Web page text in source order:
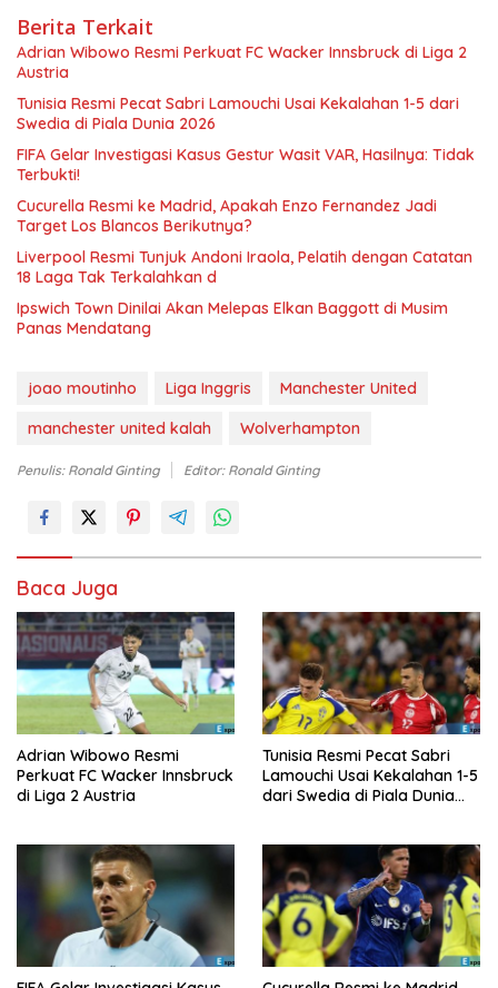
Berita Terkait
Adrian Wibowo Resmi Perkuat FC Wacker Innsbruck di Liga 2
Austria
Tunisia Resmi Pecat Sabri Lamouchi Usai Kekalahan 1-5 dari
Swedia di Piala Dunia 2026
FIFA Gelar Investigasi Kasus Gestur Wasit VAR, Hasilnya: Tidak
Terbukti!
Cucurella Resmi ke Madrid, Apakah Enzo Fernandez Jadi
Target Los Blancos Berikutnya?
Liverpool Resmi Tunjuk Andoni Iraola, Pelatih dengan Catatan
18 Laga Tak Terkalahkan d
Ipswich Town Dinilai Akan Melepas Elkan Baggott di Musim
Panas Mendatang
joao moutinho Liga Inggris
Manchester United
manchester united kalah
Wolverhampton
Penulis: Ronald Ginting Editor: Ronald Ginting
Baca Juga
Adrian Wibowo Resmi
Perkuat FC Wacker Innsbruck
di Liga 2 Austria
Tunisia Resmi Pecat Sabri
Lamouchi Usai Kekalahan 1-5
dari Swedia di Piala Dunia